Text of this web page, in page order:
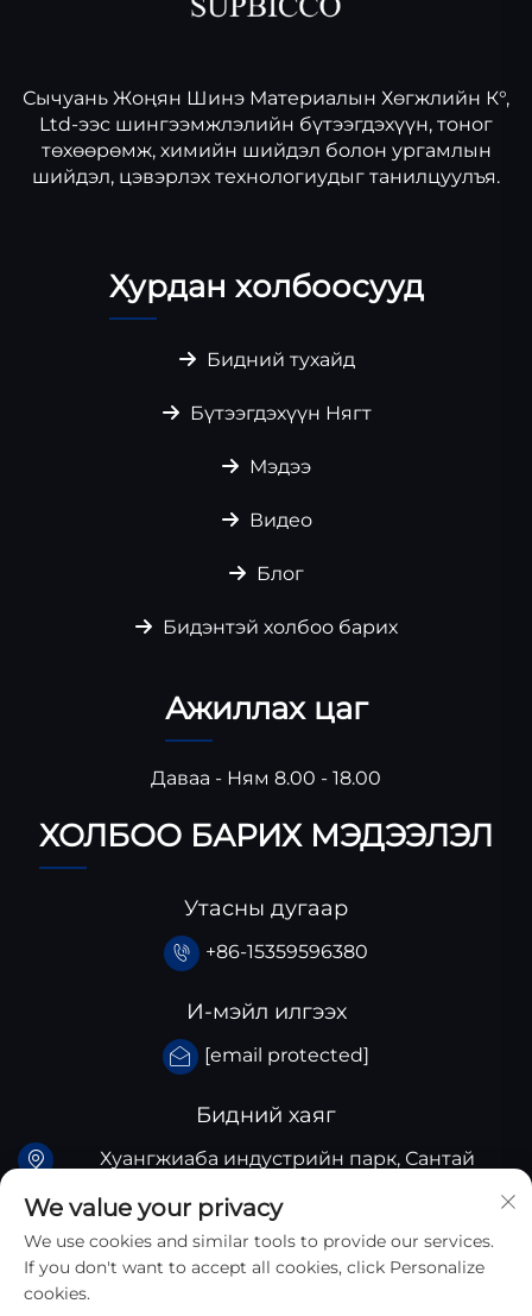
Сычуань Жоңян Шинэ Материалын Хөгжлийн К°,
Ltd-ээс шингээмжлэлийн бүтээгдэхүүн, тоног
төхөөрөмж, химийн шийдэл болон ургамлын
шийдэл, цэвэрлэх технологиудыг танилцуулъя.
Хурдан холбоосууд
Бидний тухайд
Бүтээгдэхүүн Нягт
Мэдээ
Видео
Блог
Бидэнтэй холбоо барих
Ажиллах цаг
Даваа - Ням 8.00 - 18.00
ХОЛБОО БАРИХ МЭДЭЭЛЭЛ
Утасны дугаар
+86-15359596380
И-мэйл илгээх
[email protected]
Бидний хаяг
Хуангжиаба индустрийн парк, Сантай
аймгийн Сычуань аймог, Хятад
We value your privacy
We use cookies and similar tools to provide our services.
If you don't want to accept all cookies, click Personalize
cookies.